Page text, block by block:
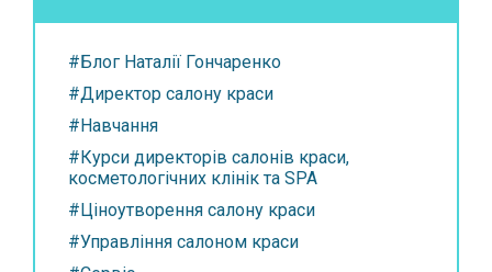
#Блог Наталії Гончаренко
#Директор салону краси
#Навчання
#Курси директорів салонів краси,
косметологічних клінік та SPA
#Ціноутворення салону краси
#Управління салоном краси